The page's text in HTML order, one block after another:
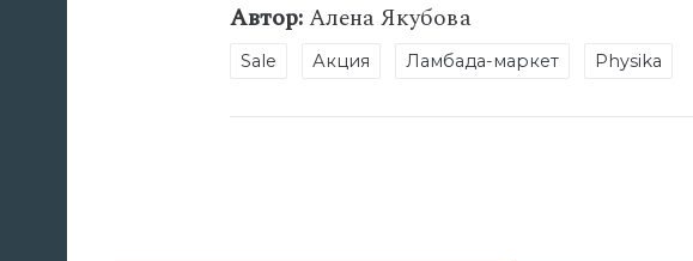
Автор:Алена Якубова
Sale Акция Ламбада-маркет Physika